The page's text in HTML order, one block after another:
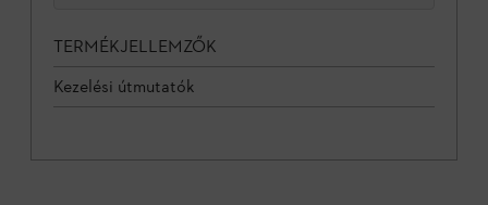
TERMÉKJELLEMZŐK
Kezelési útmutatók